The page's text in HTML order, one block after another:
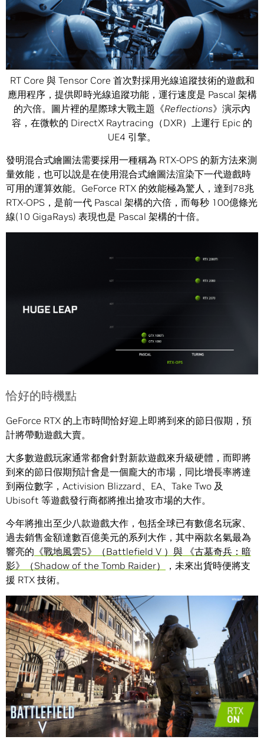
RT Core 與 Tensor Core 首次對採用光線追蹤技術的遊戲和
應用程序，提供即時光線追蹤功能，運行速度是 Pascal 架構
的六倍。圖片裡的星際球大戰主題《Reflections》演示內
容，在微軟的 DirectX Raytracing（DXR）上運行 Epic 的
UE4 引擎。
發明混合式繪圖法需要採用一種稱為 RTX-OPS 的新方法來測
量效能，也可以說是在使用混合式繪圖法渲染下一代遊戲時
可用的運算效能。GeForce RTX 的效能極為驚人，達到78兆
RTX-OPS，是前一代 Pascal 架構的六倍，而每秒 100億條光
線(10 GigaRays) 表現也是 Pascal 架構的十倍。
恰好的時機點
GeForce RTX 的上市時間恰好迎上即將到來的節日假期，預
計將帶動遊戲大賣。
大多數遊戲玩家通常都會針對新款遊戲來升級硬體，而即將
到來的節日假期預計會是一個龐大的市場，同比增長率將達
到兩位數字，Activision Blizzard、EA、Take Two 及
Ubisoft 等遊戲發行商都將推出搶攻市場的大作。
今年將推出至少八款遊戲大作，包括全球已有數億名玩家、
過去銷售金額達數百億美元的系列大作，其中兩款名氣最為
響亮的 《戰地風雲5》（Battlefield V ） 與
《古墓奇兵：暗
影》（Shadow of the Tomb Raider）
，未來出貨時便將支
援 RTX 技術。